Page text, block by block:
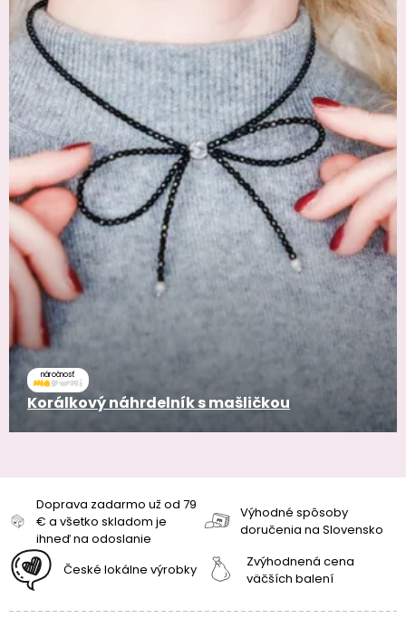
náročnosť
Korálkový náhrdelník s mašličkou
Doprava zadarmo už od 79
€ a všetko skladom je
ihneď na odoslanie
Výhodné spôsoby
doručenia na Slovensko
České lokálne výrobky
Zvýhodnená cena
väčších balení